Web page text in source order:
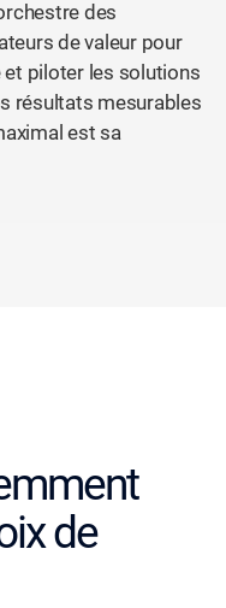
des
de valeur pour
et piloter les solutions
résultats mesurables
est sa
de